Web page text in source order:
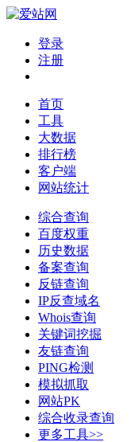
登录
注册
首页
工具
大数据
排行榜
客户端
网站统计
综合查询
百度权重
历史数据
备案查询
反链查询
IP反查域名
Whois查询
关键词挖掘
友链查询
PING检测
模拟抓取
网站PK
综合收录查询
更多工具>>